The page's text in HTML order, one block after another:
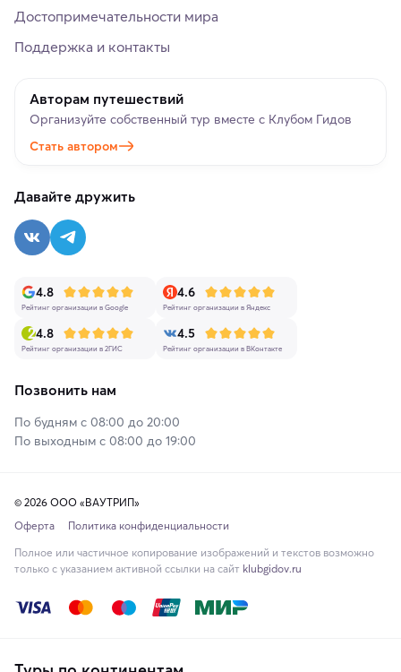
Достопримечательности мира
Поддержка и контакты
Авторам путешествий
Организуйте собственный тур вместе с Клубом Гидов
Стать автором
Давайте дружить
4.8
Рейтинг организации в Google
4.6
Рейтинг организации в Яндекс
4.8
Рейтинг организации в 2ГИС
4.5
Рейтинг организации в ВКонтакте
Позвонить нам
По будням с 08:00 до 20:00
По выходным с 08:00 до 19:00
© 2026 ООО «ВАУТРИП»
Оферта
Политика конфиденциальности
Полное или частичное копирование изображений и текстов возможно
только с указанием активной ссылки на сайт klubgidov.ru